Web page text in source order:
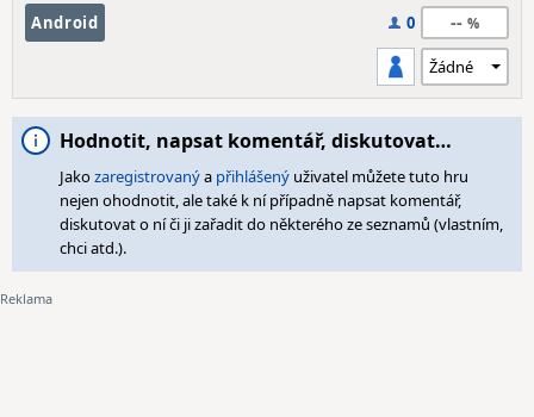
Android 0 --
Hodnotit, napsat komentář, diskutovat…
Jakozaregistrovanýa přihlášený uživatel můžete tuto hru
nejen ohodnotit, ale také k ní případně napsat komentář,
diskutovat o ní či ji zařadit do některého ze seznamů (vlastním,
chci atd.).